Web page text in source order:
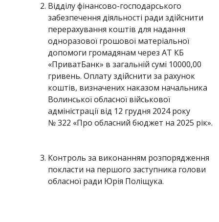
Відділу фінансово-господарського
забезпечення діяльності ради здійснити
перерахування коштів для надання
одноразової грошової матеріальної
допомоги громадянам через АТ КБ
«ПриватБанк» в загальній сумі 10000,00
гривень. Оплату здійснити за рахунок
коштів, визначених наказом начальника
Волинської обласної військової
адміністрації від 12 грудня 2024 року
№ 322 «Про обласний бюджет на 2025 рік».
Контроль за виконанням розпорядження
покласти на першого заступника голови
обласної ради Юрія Поліщука.